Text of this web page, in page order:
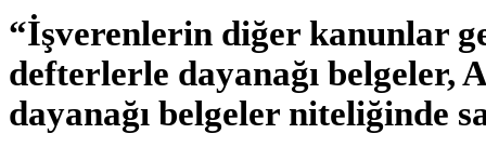
“İşverenlerin diğer kanunlar
defterlerle dayanağı belgeler,
dayanağı belgeler niteliğinde